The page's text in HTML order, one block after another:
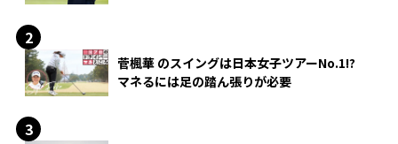
菅楓華 のスイングは日本女子ツアーNo.1!?
マネるには足の踏ん張りが必要